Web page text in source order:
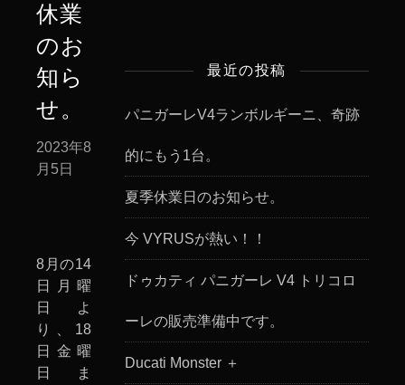
休業
のお
知ら
せ。
2023年8
月5日
8月の14
日月曜
日よ
り、18
日金曜
日ま
最近の投稿
パニガーレV4ランボルギーニ、奇跡
的にもう1台。
夏季休業日のお知らせ。
今 VYRUSが熱い！！
ドゥカティ パニガーレ V4 トリコロ
ーレの販売準備中です。
Ducati Monster ＋